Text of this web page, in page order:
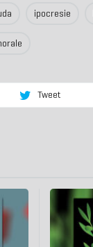
ipocresie
Tweet